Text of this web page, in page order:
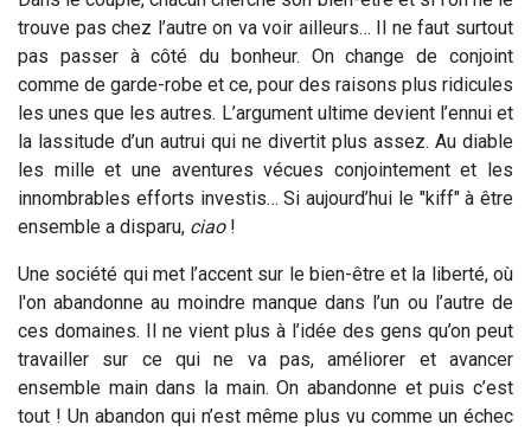
trouve pas chez l’autre on va voir ailleurs… Il ne faut surtout
pas passer à côté du bonheur. On change de conjoint
comme de garde-robe et ce, pour des raisons plus ridicules
les unes que les autres. L’argument ultime devient l’ennui et
la lassitude d’un autrui qui ne divertit plus assez. Au diable
les mille et une aventures vécues conjointement et les
innombrables efforts investis… Si aujourd’hui le "kiff" à être
ensemble a disparu, ciao!
Une société qui met l’accent sur le bien-être et la liberté, où
l'on abandonne au moindre manque dans l’un ou l’autre de
ces domaines. Il ne vient plus à l’idée des gens qu’on peut
travailler sur ce qui ne va pas, améliorer et avancer
ensemble main dans la main. On abandonne et puis c’est
tout ! Un abandon qui n’est même plus vu comme un échec